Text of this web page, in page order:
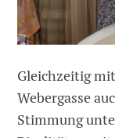
Gleichzeitig
Webergasse
Stimmung